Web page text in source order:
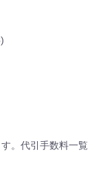
。代引手数料一覧